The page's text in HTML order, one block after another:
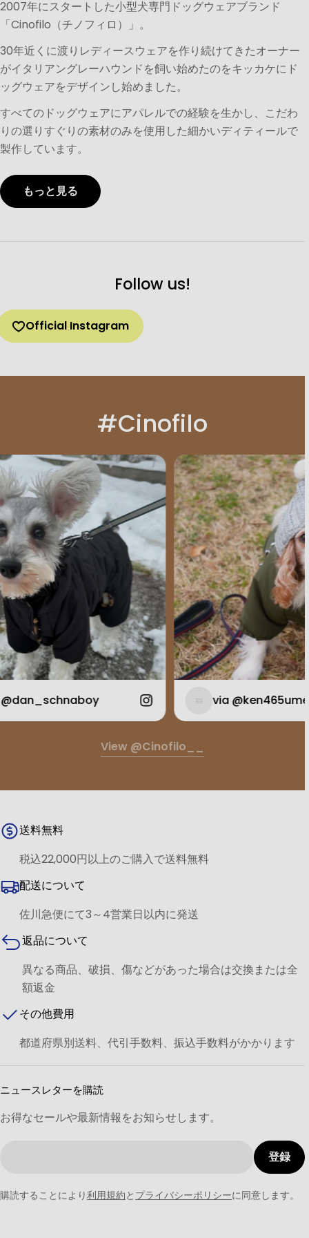
2007年にスタートした小型犬専門ドッグウェアブランド
「Cinofilo（チノフィロ）」。
30年近くに渡りレディースウェアを作り続けてきたオーナー
がイタリアングレーハウンドを飼い始めたのをキッカケにド
ッグウェアをデザインし始めました。
すべてのドッグウェアにアパレルでの経験を生かし、こだわ
りの選りすぐりの素材のみを使用した細かいディティールで
製作しています。
もっと見る
Follow us!
Official Instagram
#Cinofilo
via @ken465ume
View @cinofilo__
送料無料
税込22,000円以上のご購入で送料無料
配送について
佐川急便にて3～4営業日以内に発送
返品について
異なる商品、破損、傷などがあった場合は交換または全
額返金
その他費用
都道府県別送料、代引手数料、振込手数料がかかります
ニュースレターを購読
お得なセールや最新情報をお知らせします。
登録
購読することにより利用規約と プライバシーポリシーに同意します。